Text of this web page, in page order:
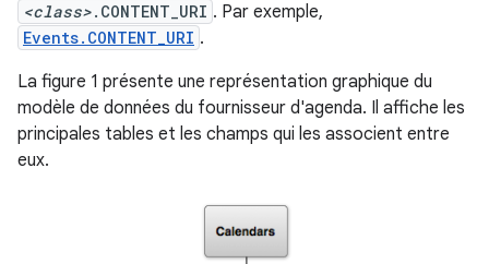
<class>.CONTENT_URI . Par exemple,
Events.CONTENT_URI .
La figure 1 présente une représentation graphique du
modèle de données du fournisseur d'agenda. Il affiche les
principales tables et les champs qui les associent entre
eux.